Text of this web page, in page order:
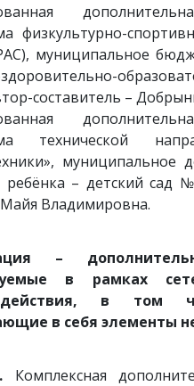
физкультурно-
муниципальное
составитель –
технической
муниципальное
ребёнка – детский сад
Владимировна.
–
в рамках
в том
в себя элементы
Комплексная